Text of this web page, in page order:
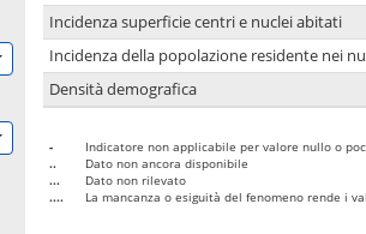
Incidenza superficie centri e nuclei abitati
Incidenza della popolazione residente nei
Densità demografica
-
Indicatore non applicabile per valore nullo o
..
Dato non ancora disponibile
...
Dato non rilevato
....
La mancanza o esiguità del fenomeno rende i